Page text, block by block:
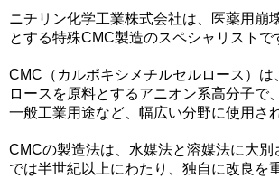
ニチリン化学工業株式会社は、医薬用崩
とする特殊CMC製造のスペシャリストで
CMC（カルボキシメチルセルロース）は
ロースを原料とするアニオン系高分子で
一般工業用途など、幅広い分野に使用さ
CMCの製造法は、水媒法と溶媒法に大別
では半世紀以上にわたり、独自に改良を